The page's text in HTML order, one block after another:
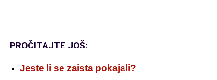
PROČITAJTE JOŠ:
Jeste li se zaista pokajali?